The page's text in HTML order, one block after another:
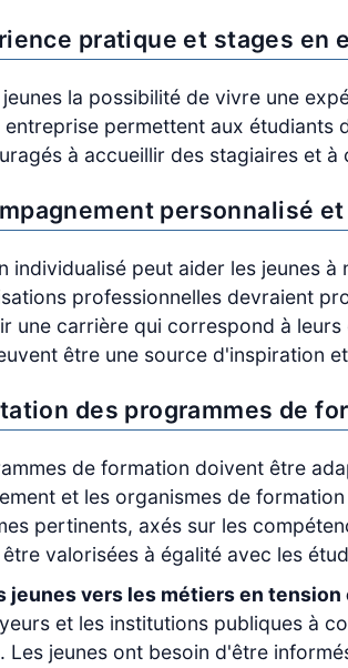
pratique et stages en
la possibilité de vivre une
entreprise permettent aux
à accueillir des stagiaires et
personnalisé
individualisé peut aider les jeunes
professionnelles devraient
une carrière qui correspond à
être une source d'inspiration
des programmes de
de formation doivent être
et les organismes de
pertinents, axés sur les
valorisées à égalité avec les
jeunes vers les métiers en
et les institutions publiques à
Les jeunes ont besoin d'être